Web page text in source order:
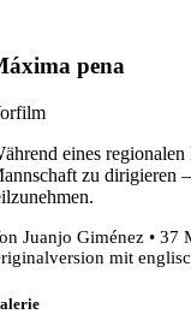
pena
eines
zu dirigieren
Juanjo Giménez • 37
mit